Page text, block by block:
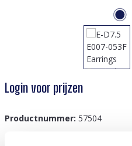
Login voor prijzen
Productnummer: 57504